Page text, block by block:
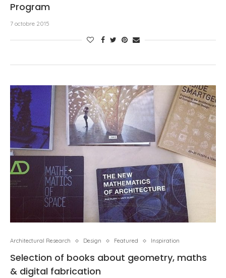
Program
7 octobre 2015
Architectural Research Design Featured Inspiration
Selection of books about geometry, maths
& digital fabrication